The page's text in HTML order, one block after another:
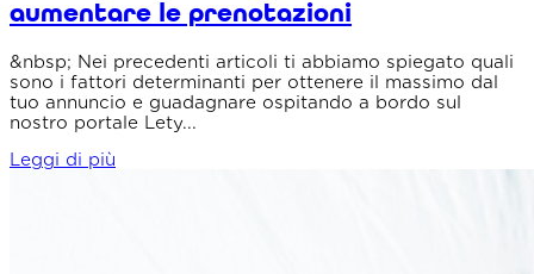
aumentare le prenotazioni
&nbsp; Nei precedenti articoli ti abbiamo spiegato quali
sono i fattori determinanti per ottenere il massimo dal
tuo annuncio e guadagnare ospitando a bordo sul
nostro portale Lety...
Leggi di più